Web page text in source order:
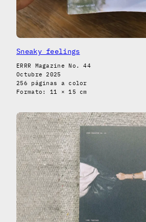
Sneaky feelings
ERRR Magazine No. 44
Octubre 2025
256 páginas a color
Formato: 11 × 15 cm